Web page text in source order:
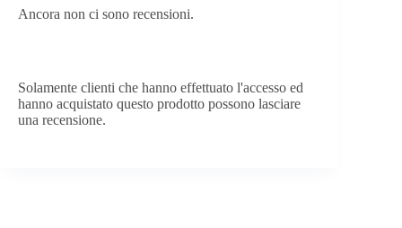
Ancora non ci sono recensioni.
Solamente clienti che hanno effettuato l'accesso ed
hanno acquistato questo prodotto possono lasciare
una recensione.